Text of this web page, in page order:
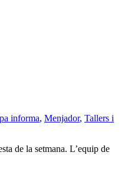
informa, Menjador, Tallers i
de la setmana. L’equip de